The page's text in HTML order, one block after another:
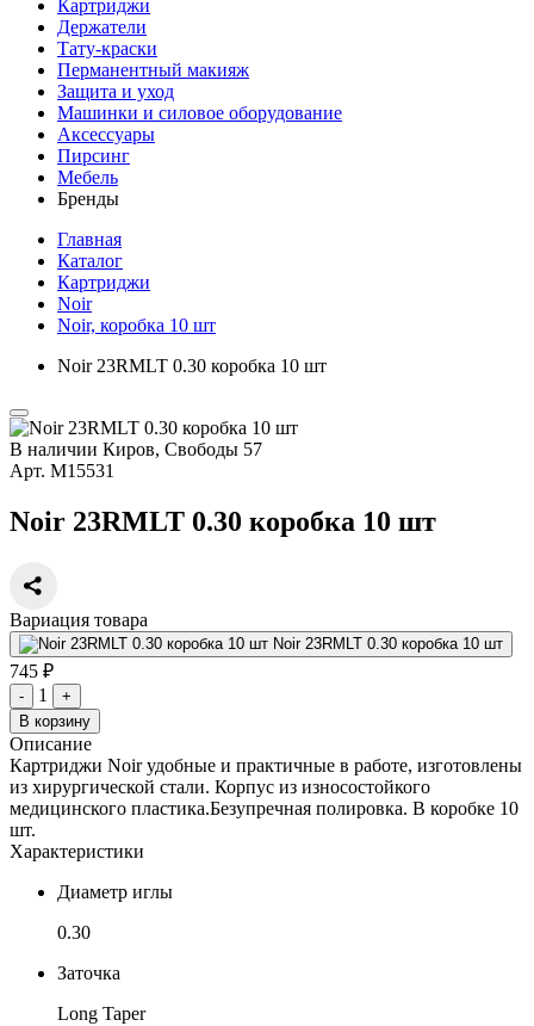
Картриджи
Держатели
Тату-краски
Перманентный макияж
Защита и уход
Машинки и силовое оборудование
Аксессуары
Пирсинг
Мебель
Бренды
Главная
Каталог
Картриджи
Noir
Noir, коробка 10 шт
Noir 23RMLT 0.30 коробка 10 шт
В наличии Киров, Свободы 57
Арт. М15531
Noir 23RMLT 0.30 коробка 10 шт
Вариация товара
Noir 23RMLT 0.30 коробка 10 шт
745 ₽
- 1
+
В корзину
Описание
Картриджи Noir удобные и практичные в работе, изготовлены
из хирургической стали. Корпус из износостойкого
медицинского пластика.Безупречная полировка. В коробке 10
шт.
Характеристики
Диаметр иглы
0.30
Заточка
Long Taper